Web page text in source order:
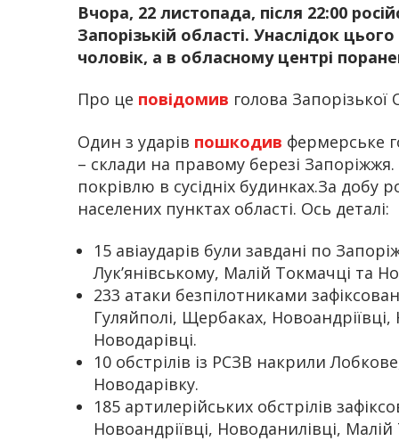
Вчора, 22 листопада, після 22:00
Запорізькій області. Унаслідок
чоловік, а в обласному центрі
Про це повідомив голова
Один з ударів пошкодив фермерське
– склади на правому березі
покрівлю в сусідніх будинках.За добу
населених пунктах області. Ось деталі:
15 авіаударів були завдані по
Лук’янівському, Малій Токмачці та
233 атаки безпілотниками
Гуляйполі, Щербаках, Новоандріївці,
Новодарівці.
10 обстрілів із РСЗВ накрили
Новодарівку.
185 артилерійських обстрілів
Новоандріївці, Новоданилівці, Малій